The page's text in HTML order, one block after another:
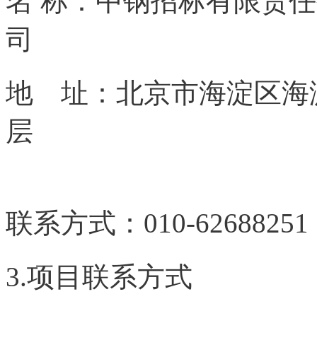
地 址：北京市海淀区海
联系方式：
3.项目联系方式